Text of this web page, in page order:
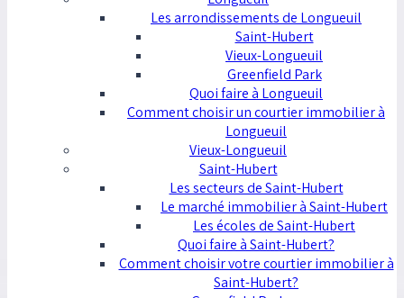
Les arrondissements de Longueuil
Saint-Hubert
Vieux-Longueuil
Greenfield Park
Quoi faire à Longueuil
Comment choisir un courtier immobilier à
Longueuil
Vieux-Longueuil
Saint-Hubert
Les secteurs de Saint-Hubert
Le marché immobilier à Saint-Hubert
Les écoles de Saint-Hubert
Quoi faire à Saint-Hubert?
Comment choisir votre courtier immobilier à
Saint-Hubert?